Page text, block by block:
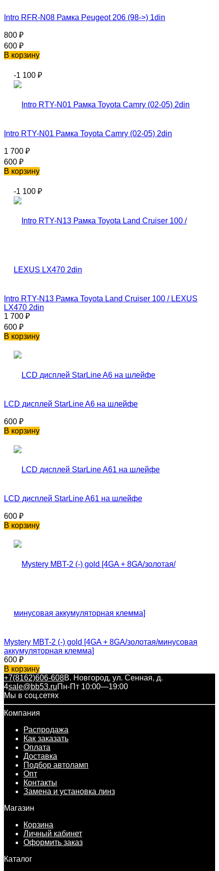
Intro RFR-N08 Рамка Peugeot 206 (98->) 1din
800 ₽
600 ₽
В корзину
-1 100 ₽
Intro RTY-N01 Рамка Toyota Camry (02-05) 2din
1 700 ₽
600 ₽
В корзину
-1 100 ₽
Intro RTY-N13 Рамка Toyota Land Cruiser 100 / LEXUS
LX470 2din
1 700 ₽
600 ₽
В корзину
LCD дисплей StarLine A6 на шлейфе
600 ₽
В корзину
LCD дисплей StarLine A61 на шлейфе
600 ₽
В корзину
Mystery MBT-2 (-) gold [4GA + 8GA/золотая/минусовая
аккумуляторная клемма]
600 ₽
В корзину
+7(8162)606-608В. Новгород, ул. Сенная, д.
4sale@bb53.ruПн-Пт 10:00—19:00
Мы в соц.сетях
Компания
Распродажа
Как заказать
Оплата
Доставка
Подбор автоламп
Опт
Контакты
Замена и установка линз
Магазин
Корзина
Личный кабинет
Оформить заказ
Каталог